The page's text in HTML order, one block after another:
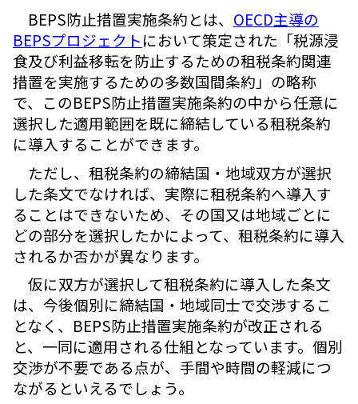
BEPS防止措置実施条約とは、 OECD主導の
BEPSプロジェクトにおいて策定された「税源浸
食及び利益移転を防止するための租税条約関連
措置を実施するための多数国間条約」の略称
で、このBEPS防止措置実施条約の中から任意に
選択した適用範囲を既に締結している租税条約
に導入することができます。
ただし、租税条約の締結国・地域双方が選択
した条文でなければ、実際に租税条約へ導入す
ることはできないため、その国又は地域ごとに
どの部分を選択したかによって、租税条約に導入
されるか否かが異なります。
仮に双方が選択して租税条約に導入した条文
は、今後個別に締結国・地域同士で交渉するこ
となく、BEPS防止措置実施条約が改正される
と、一同に適用される仕組となっています。個別
交渉が不要である点が、手間や時間の軽減につ
ながるといえるでしょう。